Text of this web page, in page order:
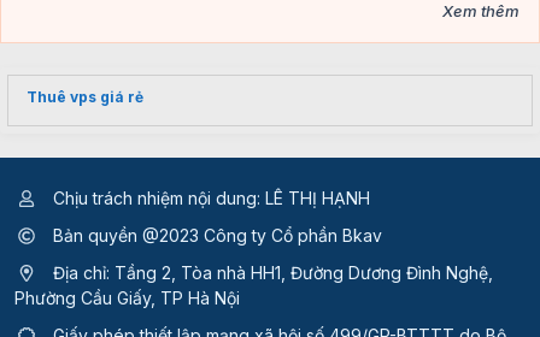
Xem thêm
Thuê vps giá rẻ
Chịu trách nhiệm nội dung: LÊ THỊ HẠNH
Bản quyền @2023 Công ty Cổ phần Bkav
Địa chỉ: Tầng 2, Tòa nhà HH1, Đường Dương Đình Nghệ,
Phường Cầu Giấy, TP Hà Nội